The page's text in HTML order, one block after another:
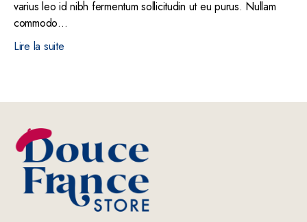
varius leo id nibh fermentum sollicitudin ut eu purus. Nullam
commodo…
Lire la suite